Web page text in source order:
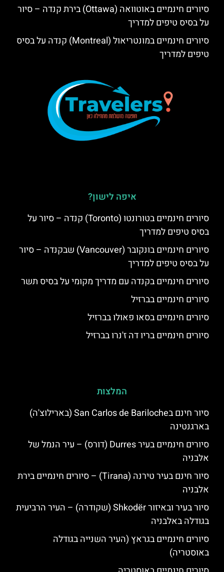
סיורים חינמיים באוטוואה (Ottawa) בירת קנדה – סיור
על בסיס טיפים למדריך
סיורים חינמיים במונטריאול (Montreal) קנדה על בסיס
טיפים למדריך
איפה לישון?
סיורים חינמיים בטורונטו (Toronto) קנדה – סיור על
בסיס טיפים למדריך
סיורים חינמיים בונקובר (Vancouver) שבקנדה – סיור
על בסיס טיפים למדריך
סיורים חינמיים בקנדה עם מדריך מקומי על בסיס תשר
סיורים חינמיים בברזיל
סיורים חינמיים בסאו פאולו בברזיל
סיורים חינמיים בריו דה ז'נרו בברזיל
המלצות
סיור חינם בSan Carlos de Bariloche (בארילוצ'ה)
בארגנטינה
סיורים חינמיים בעיר Durres (דורס) – עיר הנמל של
אלבניה
סיור חינם בעיר טירנה (Tirana) – סיורים חינמיים בירת
אלבניה
סיור בעיר ובאיזור Shkodër (שקודרה) – העיר הרביעית
בגודלה באלבניה
סיורים חינמיים בגראץ (העיר השנייה בגודלה
באוסטריה)